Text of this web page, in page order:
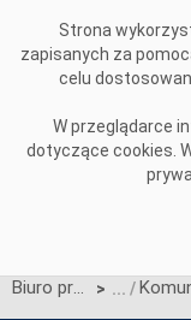
Strona
zapisanych za
celu
W przeglądarce
dotyczące cookies.
Biuro prasowe >